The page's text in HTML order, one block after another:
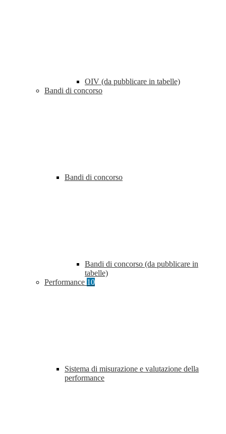
OIV (da pubblicare in tabelle)
Bandi di concorso
Bandi di concorso
Bandi di concorso (da pubblicare in
tabelle)
Performance 10
Sistema di misurazione e valutazione della
performance